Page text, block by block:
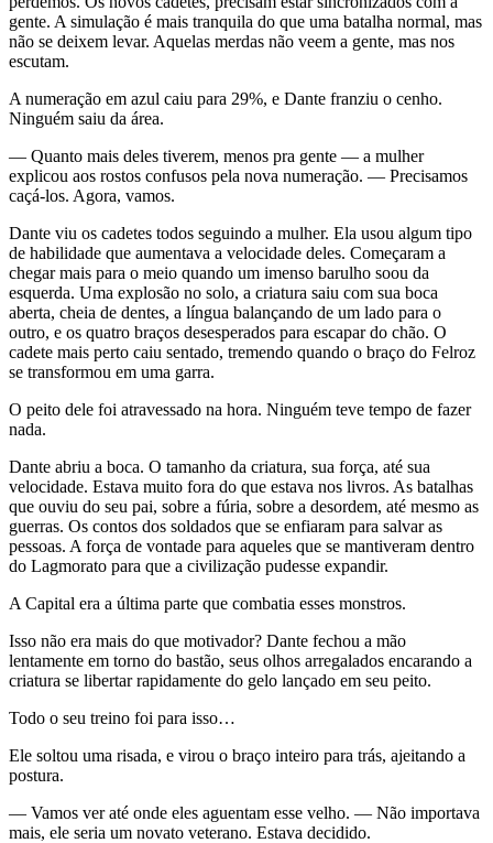
gente. A simulação é mais tranquila do que uma batalha normal, mas
não se deixem levar. Aquelas merdas não veem a gente, mas nos
escutam.
A numeração em azul caiu para 29%, e Dante franziu o cenho.
Ninguém saiu da área.
— Quanto mais deles tiverem, menos pra gente — a mulher
explicou aos rostos confusos pela nova numeração. — Precisamos
caçá-los. Agora, vamos.
Dante viu os cadetes todos seguindo a mulher. Ela usou algum tipo
de habilidade que aumentava a velocidade deles. Começaram a
chegar mais para o meio quando um imenso barulho soou da
esquerda. Uma explosão no solo, a criatura saiu com sua boca
aberta, cheia de dentes, a língua balançando de um lado para o
outro, e os quatro braços desesperados para escapar do chão. O
cadete mais perto caiu sentado, tremendo quando o braço do Felroz
se transformou em uma garra.
O peito dele foi atravessado na hora. Ninguém teve tempo de fazer
nada.
Dante abriu a boca. O tamanho da criatura, sua força, até sua
velocidade. Estava muito fora do que estava nos livros. As batalhas
que ouviu do seu pai, sobre a fúria, sobre a desordem, até mesmo as
guerras. Os contos dos soldados que se enfiaram para salvar as
pessoas. A força de vontade para aqueles que se mantiveram dentro
do Lagmorato para que a civilização pudesse expandir.
A Capital era a última parte que combatia esses monstros.
Isso não era mais do que motivador? Dante fechou a mão
lentamente em torno do bastão, seus olhos arregalados encarando a
criatura se libertar rapidamente do gelo lançado em seu peito.
Todo o seu treino foi para isso…
Ele soltou uma risada, e virou o braço inteiro para trás, ajeitando a
postura.
— Vamos ver até onde eles aguentam esse velho. — Não importava
mais, ele seria um novato veterano. Estava decidido.